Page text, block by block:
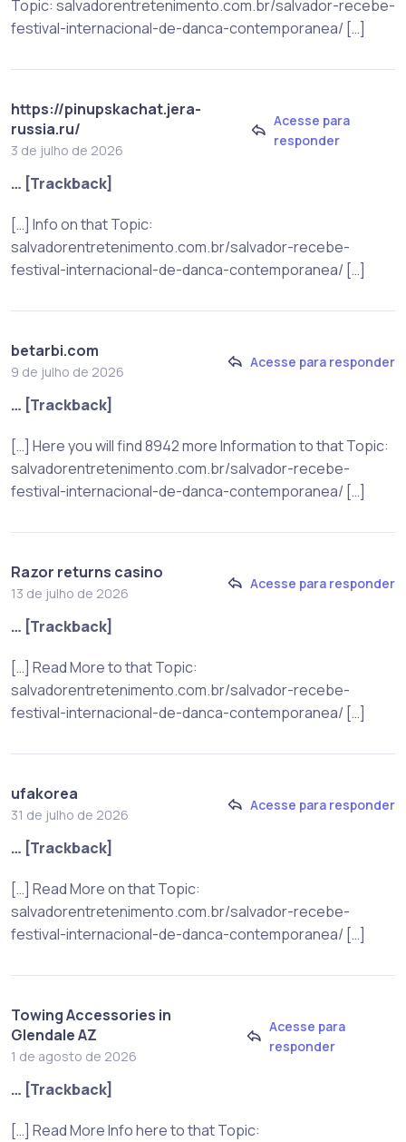
Topic: salvadorentretenimento.com.br/salvador-recebe-
festival-internacional-de-danca-contemporanea/ […]
https://pinupskachat.jera-
russia.ru/
3 de julho de 2026
Acesse para
responder
… [Trackback]
[…] Info on that Topic:
salvadorentretenimento.com.br/salvador-recebe-
festival-internacional-de-danca-contemporanea/ […]
betarbi.com
9 de julho de 2026
Acesse para responder
… [Trackback]
[…] Here you will find 8942 more Information to that Topic:
salvadorentretenimento.com.br/salvador-recebe-
festival-internacional-de-danca-contemporanea/ […]
Razor returns casino
13 de julho de 2026
Acesse para responder
… [Trackback]
[…] Read More to that Topic:
salvadorentretenimento.com.br/salvador-recebe-
festival-internacional-de-danca-contemporanea/ […]
ufakorea
31 de julho de 2026
Acesse para responder
… [Trackback]
[…] Read More on that Topic:
salvadorentretenimento.com.br/salvador-recebe-
festival-internacional-de-danca-contemporanea/ […]
Towing Accessories in
Glendale AZ
1 de agosto de 2026
Acesse para
responder
… [Trackback]
[…] Read More Info here to that Topic: